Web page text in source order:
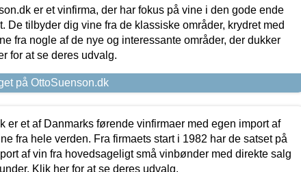
er et vinfirma, der har fokus på vine i den gode ende
De tilbyder dig vine fra de klassiske områder, krydret med
fra nogle af de nye og interessante områder, der dukker
for at se deres udvalg.
på OttoSuenson.dk
er et af Danmarks førende vinfirmaer med egen import af
fra hele verden. Fra firmaets start i 1982 har de satset på
af vin fra hovedsageligt små vinbønder med direkte salg
Klik her for at se deres udvalg.